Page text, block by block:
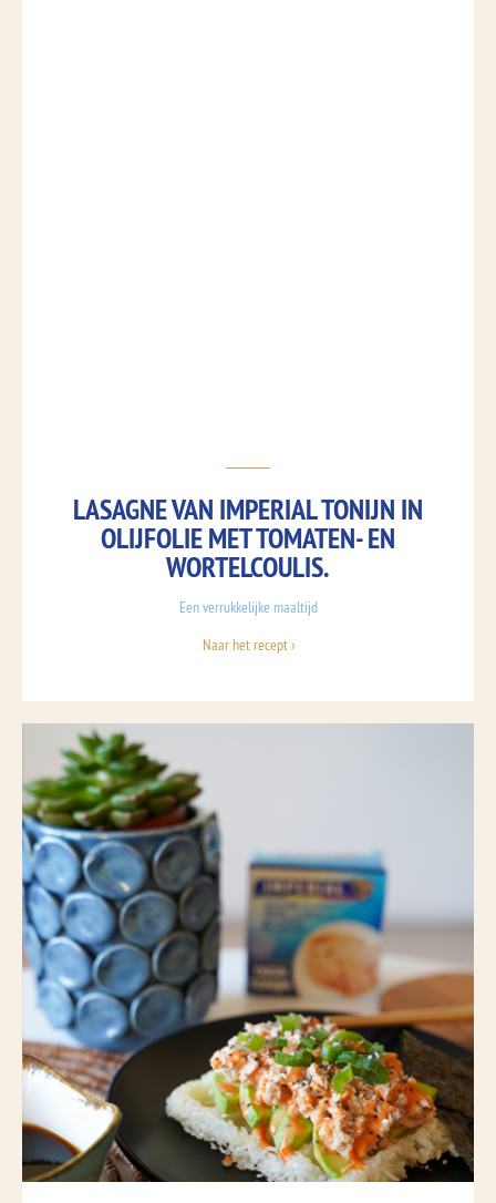
LASAGNE VAN IMPERIAL TONIJN IN
OLIJFOLIE MET TOMATEN- EN
WORTELCOULIS.
Een verrukkelijke maaltijd
Naar het recept ›